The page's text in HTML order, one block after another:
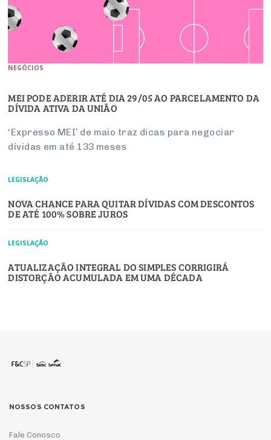
NEGÓCIOS
MEI PODE ADERIR ATÉ DIA 29/05 AO PARCELAMENTO DA
DÍVIDA ATIVA DA UNIÃO
‘Expresso MEI’ de maio traz dicas para negociar
dívidas em até 133 meses
LEGISLAÇÃO
NOVA CHANCE PARA QUITAR DÍVIDAS COM DESCONTOS
DE ATÉ 100% SOBRE JUROS
LEGISLAÇÃO
ATUALIZAÇÃO INTEGRAL DO SIMPLES CORRIGIRÁ
DISTORÇÃO ACUMULADA EM UMA DÉCADA
NOSSOS CONTATOS
Fale Conosco